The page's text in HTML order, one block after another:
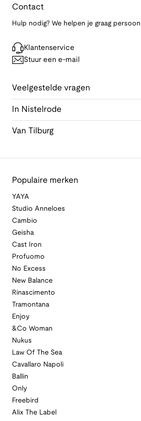
Contact
Hulp nodig? We helpen je graag
Klantenservice
Stuur een e-mail
Veelgestelde vragen
In Nistelrode
Van Tilburg
Populaire merken
YAYA
Studio Anneloes
Cambio
Geisha
Cast Iron
Profuomo
No Excess
New Balance
Rinascimento
Tramontana
Enjoy
&Co Woman
Nukus
Law Of The Sea
Cavallaro Napoli
Ballin
Only
Freebird
Alix The Label